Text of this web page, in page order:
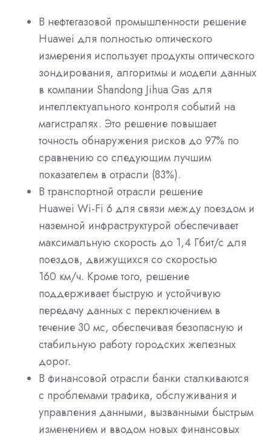
В нефтегазовой промышленности решение
Huawei для полностью оптического
измерения использует продукты оптического
зондирования, алгоритмы и модели данных
в компании Shandong Jihua Gas для
интеллектуального контроля событий на
магистралях. Это решение повышает
точность обнаружения рисков до 97% по
сравнению со следующим лучшим
показателем в отрасли (83%).
В транспортной отрасли решение
Huawei Wi-Fi 6 для связи между поездом и
наземной инфраструктурой обеспечивает
максимальную скорость до 1,4 Гбит/с для
поездов, движущихся со скоростью
160 км/ч. Кроме того, решение
поддерживает быструю и устойчивую
передачу данных с переключением в
течение 30 мс, обеспечивая безопасную и
стабильную работу городских железных
дорог.
В финансовой отрасли банки сталкиваются
с проблемами трафика, обслуживания и
управления данными, вызванными быстрым
изменением и вводом новых финансовых